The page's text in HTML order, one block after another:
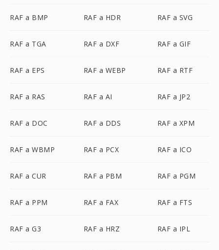
RAF a BMP RAF a HDR RAF a SVG
RAF a TGA RAF a DXF RAF a GIF
RAF a EPS RAF a WEBP RAF a RTF
RAF a RAS RAF a AI RAF a JP2
RAF a DOC RAF a DDS RAF a XPM
RAF a WBMP RAF a PCX RAF a ICO
RAF a CUR RAF a PBM RAF a PGM
RAF a PPM RAF a FAX RAF a FTS
RAF a G3 RAF a HRZ RAF a IPL